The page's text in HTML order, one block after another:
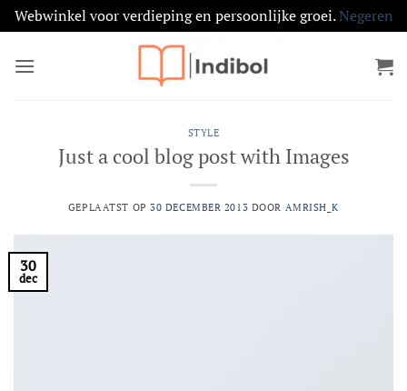
Webwinkel voor verdieping en persoonlijke groei.Negeren
naar
STYLE
Just a cool blog post with Images
GEPLAATST OP30 DECEMBER 2013 DOOR AMRISH_K
30
dec